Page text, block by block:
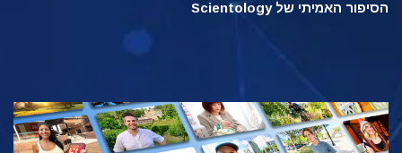
הסיפור האמיתי של Scientology